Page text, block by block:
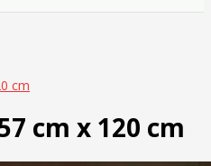
cm
cm x 120 cm